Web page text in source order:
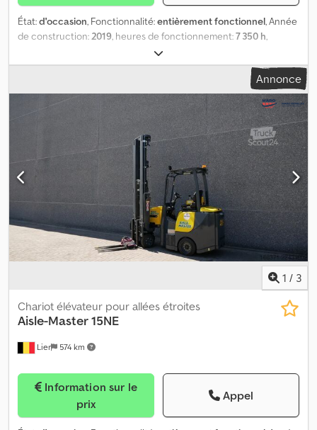
État:d'occasion, Fonctionnalité:entièrement fonctionnel, Année
de construction: 2019 , heures de fonctionnement:7 350 h
, hauteur de levage:
libre:2 215 mm, type de carburant:électrique, type de mât:triplex,
, L’Aisle-Master 15NE est un chariot élévateur à mât
rétractable conçu pour les allées étroites, fabriqué en 2019 et
ayant 7 350 heures de fonctionnement. Crsdpfx Ajzpwhzsh Sjf
Annonce
1 / 3
Lier 574 km
Chariot élévateur pour allées étroites
Aisle-Master15NE
prix
Appel